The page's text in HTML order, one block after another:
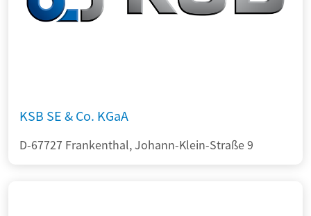
KSB SE & Co. KGaA
D-67727 Frankenthal, Johann-Klein-Straße 9